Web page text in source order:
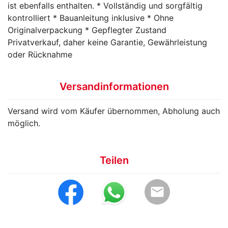
ist ebenfalls enthalten. * Vollständig und sorgfältig
kontrolliert * Bauanleitung inklusive * Ohne
Originalverpackung * Gepflegter Zustand
Privatverkauf, daher keine Garantie, Gewährleistung
oder Rücknahme
Versandinformationen
Versand wird vom Käufer übernommen, Abholung auch
möglich.
Teilen
email